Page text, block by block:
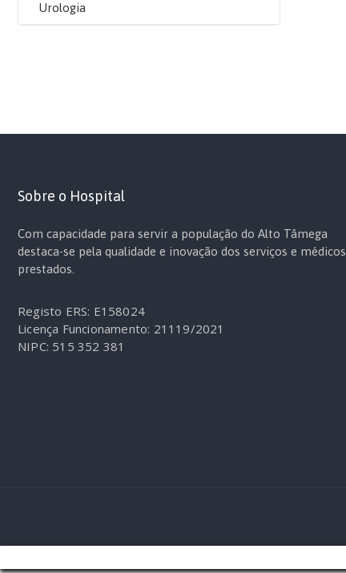
Urologia
Sobre o Hospital
Com capacidade para servir a população do Alto Tâmega
destaca-se pela qualidade e inovação dos serviços e médicos
prestados.
Registo ERS: E158024
Licença Funcionamento: 21119/2021
NIPC: 515 352 381